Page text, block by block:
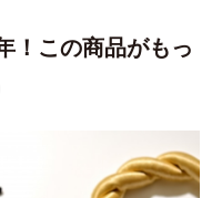
！この商品がもっ